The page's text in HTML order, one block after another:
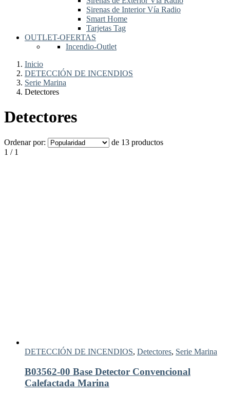
Sirenas de Interior Vía Radio
Smart Home
Tarjetas Tag
OUTLET-OFERTAS
Incendio-Outlet
Inicio
DETECCIÓN DE INCENDIOS
Serie Marina
Detectores
Detectores
Ordenar por:
de 13 productos
1 / 1
DETECCIÓN DE INCENDIOS, Detectores, Serie Marina
B03562-00 Base Detector Convencional
Calefactada Marina